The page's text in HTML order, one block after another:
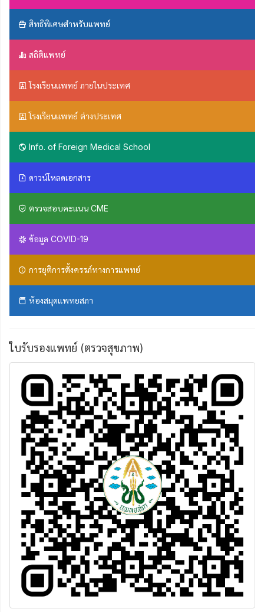
สิทธิพิเศษสำหรับแพทย์
สถิติแพทย์
โรงเรียนแพทย์ ภายในประเทศ
โรงเรียนแพทย์ ต่างประเทศ
Info. of Foreign Medical School
ดาวน์โหลดเอกสาร
ตรวจสอบคะแนน CME
ข้อมูล COVID-19
การยุติการตั้งครรภ์ทางการแพทย์
ห้องสมุดแพทยสภา
ใบรับรองแพทย์ (ตรวจสุขภาพ)